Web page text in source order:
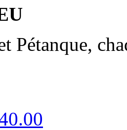
Pétanque,